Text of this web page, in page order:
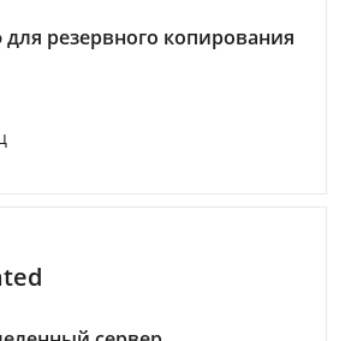
резервного копирования